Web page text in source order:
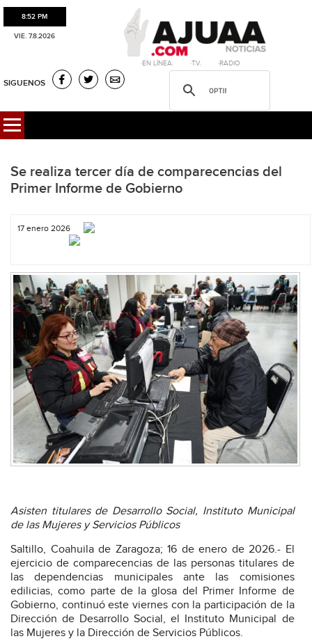
8:52 PM
VIE. 7.8.2026
·EN LÍNEA. ·T.V. ·RADIO
SIGUENOS
Se realiza tercer día de comparecencias del
Primer Informe de Gobierno
17 enero 2026
Asisten titulares de Desarrollo Social, Instituto Municipal
de las Mujeres y Servicios Públicos
Saltillo, Coahuila de Zaragoza; 16 de enero de 2026.- El
ejercicio de comparecencias de las personas titulares de
las dependencias municipales ante las comisiones
edilicias, como parte de la glosa del Primer Informe de
Gobierno, continuó este viernes con la participación de la
Dirección de Desarrollo Social, el Instituto Municipal de
las Mujeres y la Dirección de Servicios Públicos.